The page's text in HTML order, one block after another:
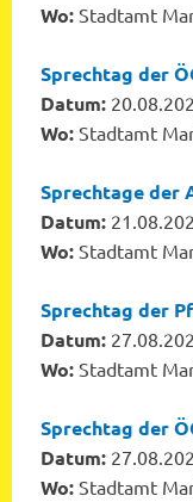
Wo: Stadtamt
Sprechtag der
Datum:
Wo: Stadtamt
Sprechtage der
Datum:
Wo: Stadtamt
Sprechtag der
Datum:
Wo: Stadtamt
Sprechtag der
Datum:
Wo: Stadtamt